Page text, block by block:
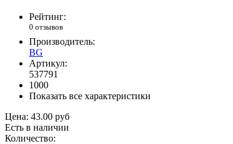
Рейтинг:
0 отзывов
Производитель:
BG
Артикул:
537791
1000
Показать все характеристики
Цена: 43.00 руб
Есть в наличии
Количество: